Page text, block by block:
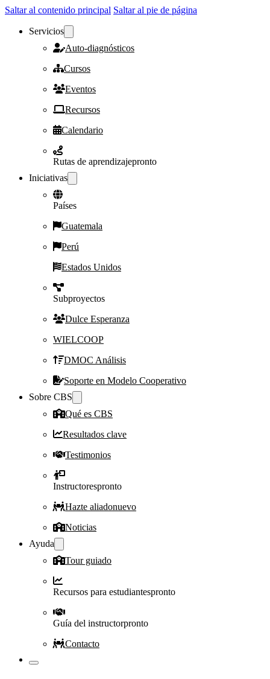
Saltar al contenido principal Saltar al pie de página
Servicios
Auto-diagnósticos
Cursos
Eventos
Recursos
Calendario
Rutas de aprendizajepronto
Iniciativas
Países
Guatemala
Perú
Estados Unidos
Subproyectos
Dulce Esperanza
WIELCOOP
DMOC Análisis
Soporte en Modelo Cooperativo
Sobre CBS
Qué es CBS
Resultados clave
Testimonios
Instructorespronto
Hazte aliadonuevo
Noticias
Ayuda
Tour guiado
Recursos para estudiantespronto
Guía del instructorpronto
Contacto